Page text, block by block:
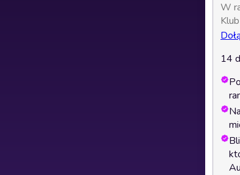
W
Klub
14